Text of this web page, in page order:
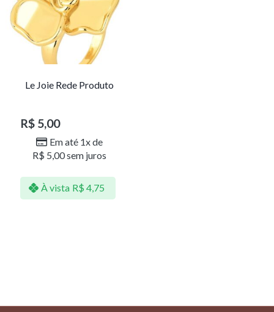
Le Joie Rede Produto
R$ 5,00
Em até 1x de
R$ 5,00sem juros
À vista R$ 4,75